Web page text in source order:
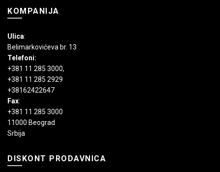
KOMPANIJA
Ulica:
Belimarkovićeva br. 13
Telefoni:
+381 11 285 3000,
+381 11 285 2929
+38162422647
Fax:
+381 11 285 3000
11000 Beograd
Srbija
DISKONT PRODAVNICA